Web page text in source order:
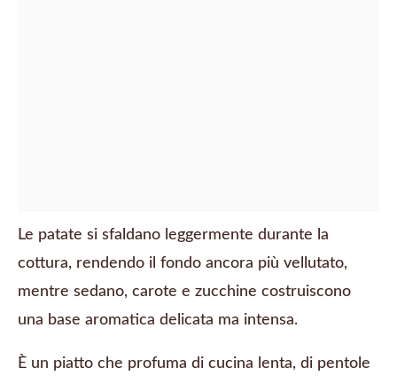
Le patate si sfaldano leggermente durante la
cottura, rendendo il fondo ancora più vellutato,
mentre sedano, carote e zucchine costruiscono
una base aromatica delicata ma intensa.
È un piatto che profuma di cucina lenta, di pentole